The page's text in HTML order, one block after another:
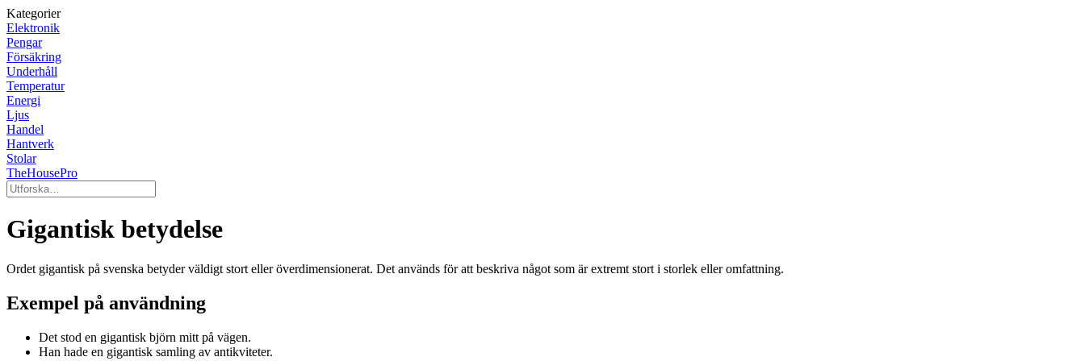
Kategorier
Elektronik
Pengar
Försäkring
Underhåll
Temperatur
Energi
Ljus
Handel
Hantverk
Stolar
TheHousePro
Gigantisk betydelse
Ordet gigantisk på svenska betyder väldigt stort eller överdimensionerat. Det används för att beskriva något som är extremt stort i storlek eller omfattning.
Exempel på användning
Det stod en gigantisk björn mitt på vägen.
Han hade en gigantisk samling av antikviteter.